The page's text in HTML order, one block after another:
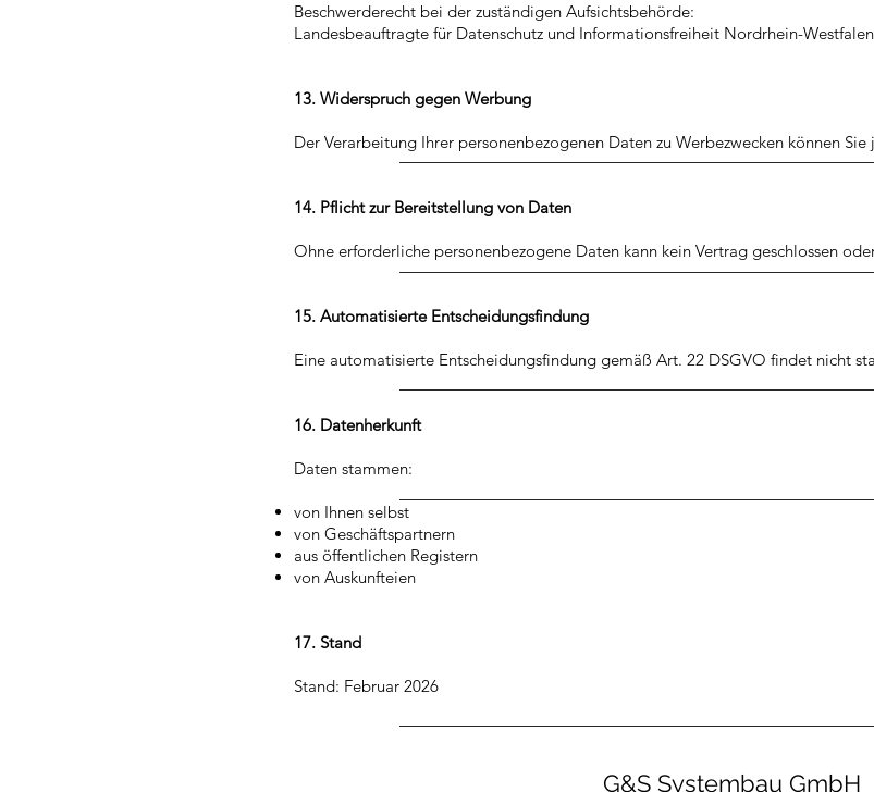
Beschwerderecht bei der zuständigen Aufsichtsbehörde:
Landesbeauftragte für Datenschutz und Informationsfreiheit Nordrhein-Westfalen
13. Widerspruch gegen Werbung
Der Verarbeitung Ihrer personenbezogenen Daten zu Werbezwecken können
14. Pflicht zur Bereitstellung von Daten
Ohne erforderliche personenbezogene Daten kann kein Vertrag geschlossen
15. Automatisierte Entscheidungsfindung
Eine automatisierte Entscheidungsfindung gemäß Art. 22 DSGVO findet nicht
16. Datenherkunft
Daten stammen:
von Ihnen selbst
von Geschäftspartnern
aus öffentlichen Registern
von Auskunfteien
17. Stand
Stand: Februar 2026
G&S Systembau GmbH